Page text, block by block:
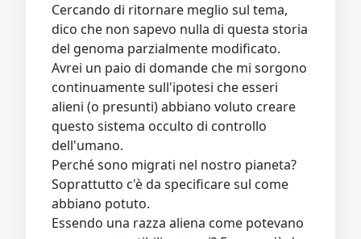
Cercando di ritornare meglio sul tema,
dico che non sapevo nulla di questa storia
del genoma parzialmente modificato.
Avrei un paio di domande che mi sorgono
continuamente sull'ipotesi che esseri
alieni (o presunti) abbiano voluto creare
questo sistema occulto di controllo
dell'umano.
Perché sono migrati nel nostro pianeta?
Soprattutto c'è da specificare sul come
abbiano potuto.
Essendo una razza aliena come potevano